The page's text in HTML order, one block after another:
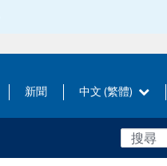
新聞 中文 (繁體)